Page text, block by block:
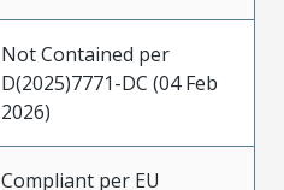
Not Contained per
D(2025)7771-DC (04 Feb
2026)
Compliant per EU